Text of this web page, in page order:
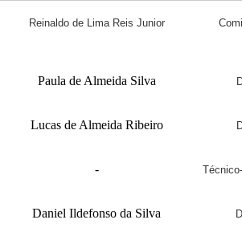
Reinaldo de Lima Reis Junior
Paula de Almeida Silva
Lucas de Almeida Ribeiro
-
Daniel Ildefonso da Silva